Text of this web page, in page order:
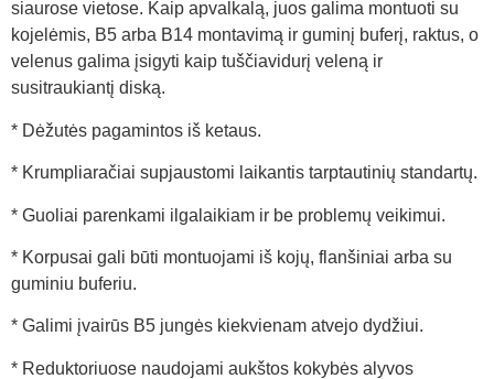
siaurose vietose. Kaip apvalkalą, juos galima montuoti su
kojelėmis, B5 arba B14 montavimą ir guminį buferį, raktus, o
velenus galima įsigyti kaip tuščiavidurį veleną ir
susitraukiantį diską.
* Dėžutės pagamintos iš ketaus.
* Krumpliaračiai supjaustomi laikantis tarptautinių standartų.
* Guoliai parenkami ilgalaikiam ir be problemų veikimui.
* Korpusai gali būti montuojami iš kojų, flanšiniai arba su
guminiu buferiu.
* Galimi įvairūs B5 jungės kiekvienam atvejo dydžiui.
* Reduktoriuose naudojami aukštos kokybės alyvos